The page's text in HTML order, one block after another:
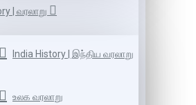
| வரலாறு
India History | இந்திய வரலாறு
உலக வரலாறு